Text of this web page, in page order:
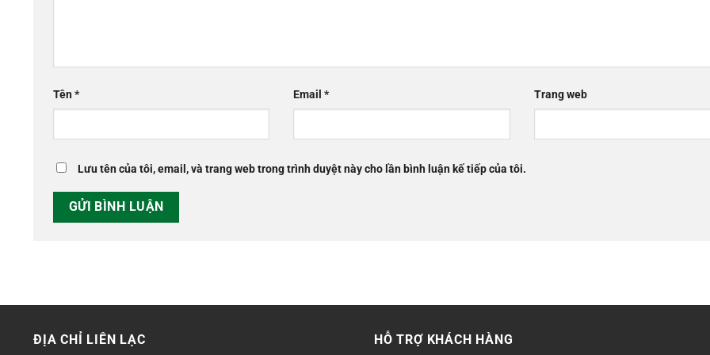
Tên* Email* Trang web
Lưu tên của tôi, email, và trang web trong trình duyệt này cho lần bình luận kế tiếp của tôi.
ĐỊA CHỈ LIÊN LẠC HỖ TRỢ KHÁCH HÀNG